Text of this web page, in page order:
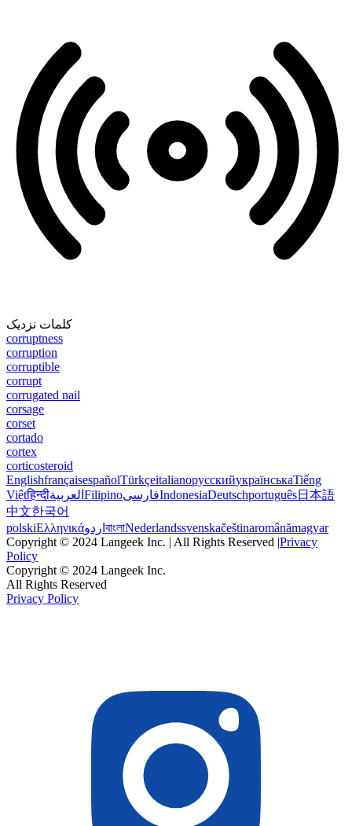
کلمات نزدیک
corruptness
corruption
corruptible
corrupt
corrugated nail
corsage
corset
cortado
cortex
corticosteroid
EnglishfrançaisespañolTürkçeitalianoрусскийукраїнськаTiếng
Việtहिन्दीالعربية FilipinoفارسیIndonesiaDeutschportuguês日本語
中文한국어
polskiΕλληνικάاردو বাংলাNederlandssvenskačeštinaromânămagyar
Copyright © 2024 Langeek Inc. | All Rights Reserved |Privacy
Policy
Copyright © 2024 Langeek Inc.
All Rights Reserved
Privacy Policy